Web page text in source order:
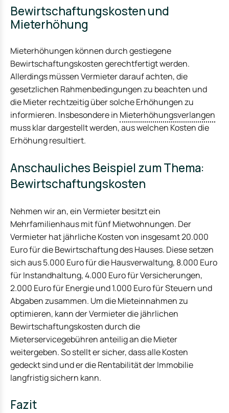
Bewirtschaftungskosten und
Mieterhöhung
Mieterhöhungen können durch gestiegene
Bewirtschaftungskosten gerechtfertigt werden.
Allerdings müssen Vermieter darauf achten, die
gesetzlichen Rahmenbedingungen zu beachten und
die Mieter rechtzeitig über solche Erhöhungen zu
informieren. Insbesondere in Mieterhöhungsverlangen
muss klar dargestellt werden, aus welchen Kosten die
Erhöhung resultiert.
Anschauliches Beispiel zum Thema:
Bewirtschaftungskosten
Nehmen wir an, ein Vermieter besitzt ein
Mehrfamilienhaus mit fünf Mietwohnungen. Der
Vermieter hat jährliche Kosten von insgesamt 20.000
Euro für die Bewirtschaftung des Hauses. Diese setzen
sich aus 5.000 Euro für die Hausverwaltung, 8.000 Euro
für Instandhaltung, 4.000 Euro für Versicherungen,
2.000 Euro für Energie und 1.000 Euro für Steuern und
Abgaben zusammen. Um die Mieteinnahmen zu
optimieren, kann der Vermieter die jährlichen
Bewirtschaftungskosten durch die
Mieterservicegebühren anteilig an die Mieter
weitergeben. So stellt er sicher, dass alle Kosten
gedeckt sind und er die Rentabilität der Immobilie
langfristig sichern kann.
Fazit